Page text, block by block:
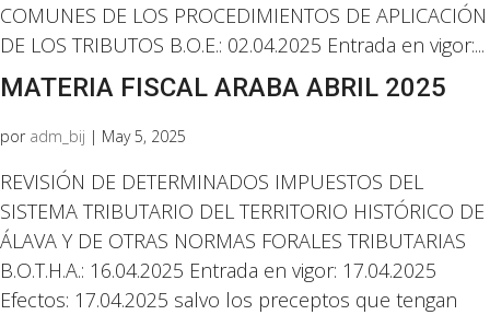
COMUNES DE LOS PROCEDIMIENTOS DE APLICACIÓN
DE LOS TRIBUTOS B.O.E.: 02.04.2025 Entrada en vigor:...
MATERIA FISCAL ARABA ABRIL 2025
por adm_bij | May 5, 2025
REVISIÓN DE DETERMINADOS IMPUESTOS DEL
SISTEMA TRIBUTARIO DEL TERRITORIO HISTÓRICO DE
ÁLAVA Y DE OTRAS NORMAS FORALES TRIBUTARIAS
B.O.T.H.A.: 16.04.2025 Entrada en vigor: 17.04.2025
Efectos: 17.04.2025 salvo los preceptos que tengan